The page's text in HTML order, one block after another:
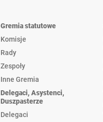
Gremia statutowe
Komisje
Rady
Zespoły
Inne Gremia
Delegaci, Asystenci,
Duszpasterze
Delegaci